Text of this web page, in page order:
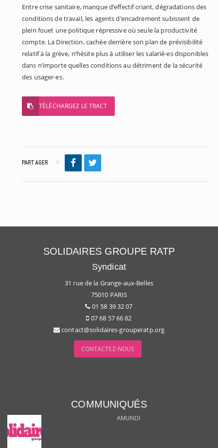
Entre crise sanitaire, manque d’effectif criant, dégradations des
conditions de travail, les agents d’encadrement subissent de
plein fouet une politique répressive où seule la productivité
compte. La Direction, cachée derrière son plan de prévisibilité
relatif à la grève, n’hésite plus à utiliser les salarié-es disponibles
dans n’importe quelles conditions au détriment de la sécurité
des usager-es.
TÉLÉCHARGEZ LE TRACT
PARTAGER
SOLIDAIRES GROUPE RATP
Syndicat
31 rue de la Grange-aux-Belles
75010 PARIS
01 58 39 32 07
07 68 57 66 82
contact@solidaires-grouperatp.org
CONTACTEZ-NOUS
COMMUNIQUÉS
AMUNDI